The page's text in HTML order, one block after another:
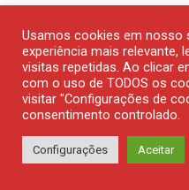
junho 2017
maio 2017
Usamos cookies em nosso
experiência mais relevante,
visitas repetidas. Ao clicar
com o uso de TODOS os
visitar "Configurações de
consentimento controlado.
Configurações Aceitar